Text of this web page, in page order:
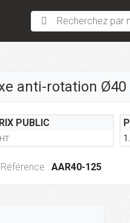
Recherchez par
anti-rotation Ø40
PUBLIC
HT
Référence : AAR40-125